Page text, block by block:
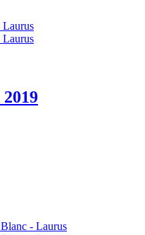
2019